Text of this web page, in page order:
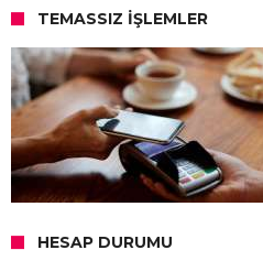
TEMASSIZ İŞLEMLER
HESAP DURUMU